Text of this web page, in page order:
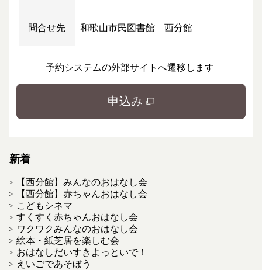
問合せ先 和歌山市民図書館 西分館
予約システムの外部サイトへ遷移します
申込み
新着
【西分館】みんなのおはなし会
【西分館】赤ちゃんおはなし会
こどもシネマ
すくすく赤ちゃんおはなし会
ワクワクみんなのおはなし会
絵本・紙芝居を楽しむ会
おはなしだいすきよっといで！
えいごであそぼう